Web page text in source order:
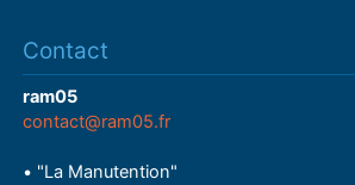
Contact
ram05
contact@ram05.fr
• "La Manutention"